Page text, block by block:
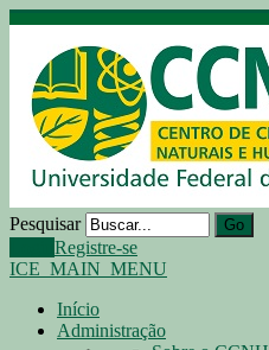
Pesquisar Go
Registre-se
ICE_MAIN_MENU
Início
Administração